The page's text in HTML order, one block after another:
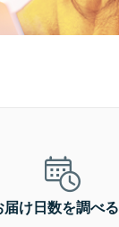
届け日数を調べる